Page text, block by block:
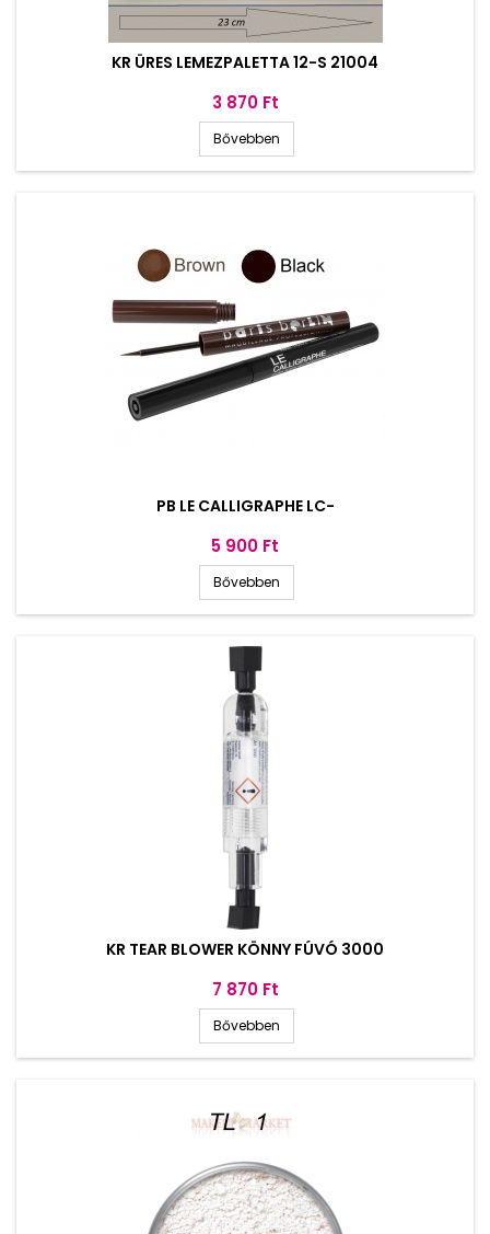
KR ÜRES LEMEZPALETTA 12-S 21004
Ár
3 870 Ft
Bővebben
PB LE CALLIGRAPHE LC-
Ár
5 900 Ft
Bővebben
KR TEAR BLOWER KÖNNY FÚVÓ 3000
Ár
7 870 Ft
Bővebben